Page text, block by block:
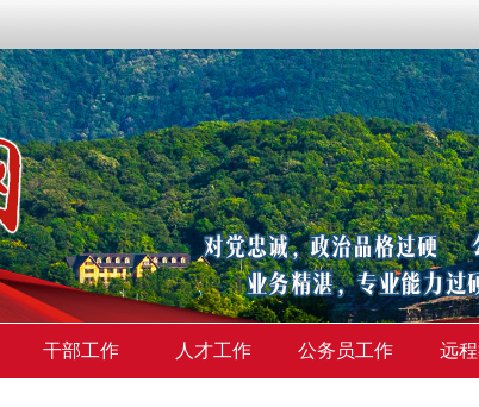
干部工作 人才工作 公务员工作 远